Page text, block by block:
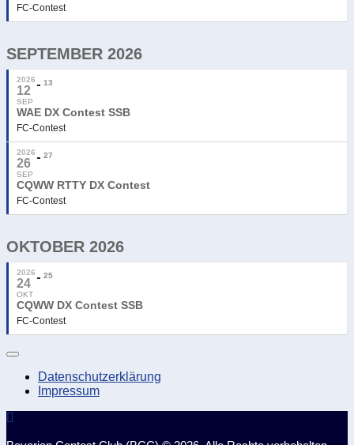
FC-Contest
SEPTEMBER 2026
2026
12
SEP
13
WAE DX Contest SSB
FC-Contest
2026
26
SEP
27
CQWW RTTY DX Contest
FC-Contest
OKTOBER 2026
2026
24
OKT
25
CQWW DX Contest SSB
FC-Contest
Datenschutzerklärung
Impressum